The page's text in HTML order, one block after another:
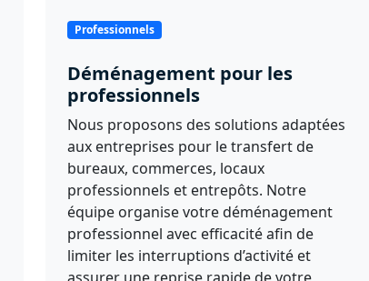
Professionnels
Déménagement pour les
professionnels
Nous proposons des solutions adaptées
aux entreprises pour le transfert de
bureaux, commerces, locaux
professionnels et entrepôts. Notre
équipe organise votre déménagement
professionnel avec efficacité afin de
limiter les interruptions d’activité et